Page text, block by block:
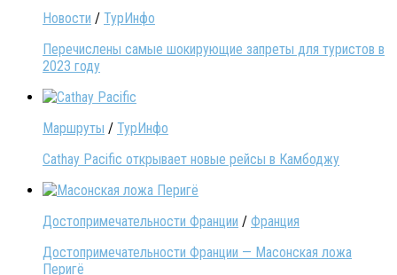
Новости / ТурИнфо
Перечислены самые шокирующие запреты для туристов в
2023 году
Маршруты / ТурИнфо
Cathay Pacific открывает новые рейсы в Камбоджу
Достопримечательности Франции / Франция
Достопримечательности Франции — Масонская ложа
Перигё